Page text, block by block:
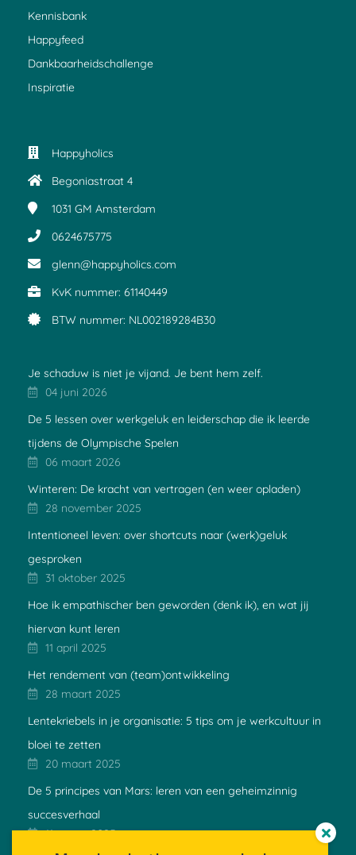
Kennisbank
Happyfeed
Dankbaarheidschallenge
Inspiratie
Happyholics
Begoniastraat 4
1031 GM Amsterdam
0624675775
glenn@happyholics.com
KvK nummer: 61140449
BTW nummer: NL002189284B30
Je schaduw is niet je vijand. Je bent hem zelf.
04 juni 2026
De 5 lessen over werkgeluk en leiderschap die ik leerde
tijdens de Olympische Spelen
06 maart 2026
Winteren: De kracht van vertragen (en weer opladen)
28 november 2025
Intentioneel leven: over shortcuts naar (werk)geluk
gesproken
31 oktober 2025
Hoe ik empathischer ben geworden (denk ik), en wat jij
hiervan kunt leren
11 april 2025
Het rendement van (team)ontwikkeling
28 maart 2025
Lentekriebels in je organisatie: 5 tips om je werkcultuur in
bloei te zetten
20 maart 2025
De 5 principes van Mars: leren van een geheimzinnig
succesverhaal
11 maart 2025